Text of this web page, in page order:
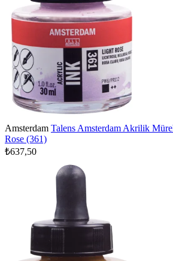
Amsterdam Talens Amsterdam Akrilik
Rose (361)
₺637,50